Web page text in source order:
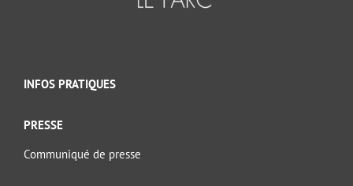
INFOS PRATIQUES
PRESSE
Communiqué de presse